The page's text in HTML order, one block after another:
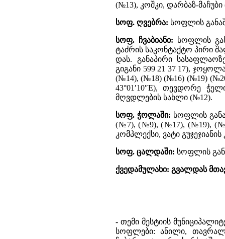
(№13), კოშკი, დარბაზ-
სოფ. ღვებრა: სოფლის
სოფ. ჩვაბიანი: სოფლის
ტაძრის საკონტაქტო პირი
დას. განაპირი
გიგანი 599 21 37 17),
(№14), (№18) (№16) (№19)
43°01′10″E), თევდორე
მღვდლების სახლი (№12).
სოფ. ჭოლაში: სოფლის
(№7), (№9), (№17), (№19),
კომპლექსი, ვატი
სოფ. ცალდაში: სოფლის
ქვედამულახი: გვალდას
- თემი მესტიის
სოფლები: ანილი,